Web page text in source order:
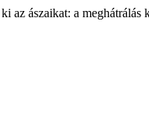
az ászaikat: a